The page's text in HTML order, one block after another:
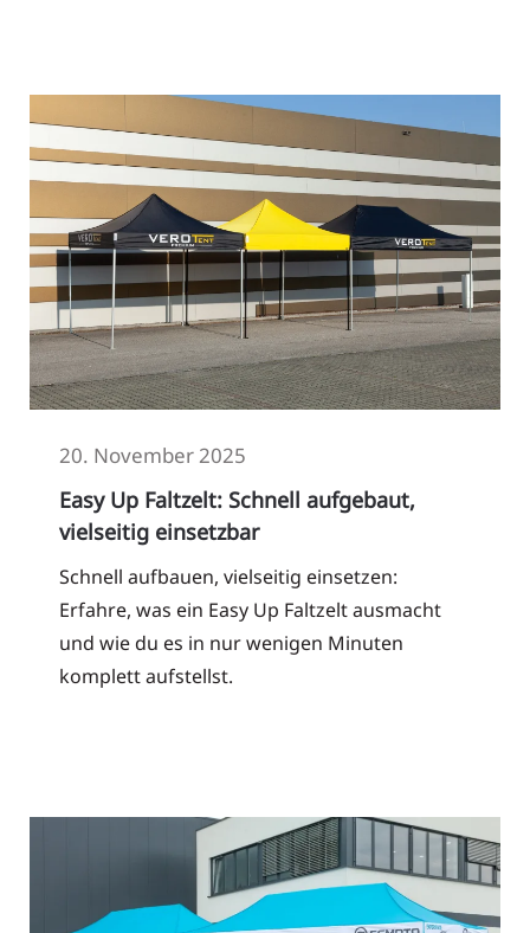
20. November 2025
Easy Up Faltzelt: Schnell aufgebaut,
vielseitig einsetzbar
Schnell aufbauen, vielseitig einsetzen:
Erfahre, was ein Easy Up Faltzelt ausmacht
und wie du es in nur wenigen Minuten
komplett aufstellst.